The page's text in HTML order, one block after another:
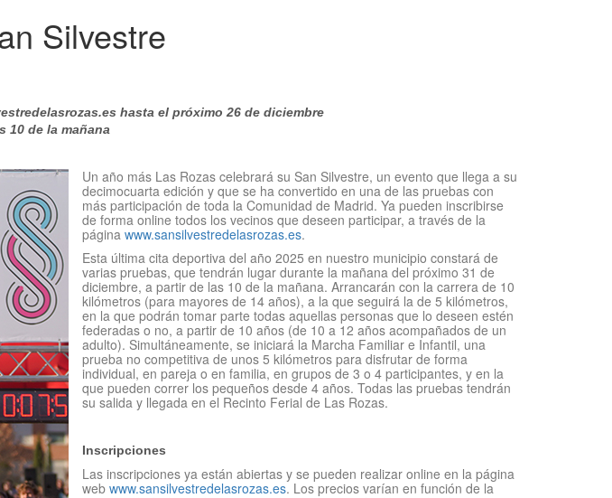
Silvestre
hasta el próximo 26 de diciembre
10 de la mañana
Un año más Las Rozas celebrará su San Silvestre, un evento que llega a su
decimocuarta edición y que se ha convertido en una de las pruebas con
más participación de toda la Comunidad de Madrid. Ya pueden inscribirse
de forma online todos los vecinos que deseen participar, a través de la
página www.sansilvestredelasrozas.es.
Esta última cita deportiva del año 2025 en nuestro municipio constará de
varias pruebas, que tendrán lugar durante la mañana del próximo 31 de
diciembre, a partir de las 10 de la mañana. Arrancarán con la carrera de 10
kilómetros (para mayores de 14 años), a la que seguirá la de 5 kilómetros,
en la que podrán tomar parte todas aquellas personas que lo deseen estén
federadas o no, a partir de 10 años (de 10 a 12 años acompañados de un
adulto). Simultáneamente, se iniciará la Marcha Familiar e Infantil, una
prueba no competitiva de unos 5 kilómetros para disfrutar de forma
individual, en pareja o en familia, en grupos de 3 o 4 participantes, y en la
que pueden correr los pequeños desde 4 años. Todas las pruebas tendrán
su salida y llegada en el Recinto Ferial de Las Rozas.
Inscripciones
Las inscripciones ya están abiertas y se pueden realizar online en la página
web www.sansilvestredelasrozas.es. Los precios varían en función de la